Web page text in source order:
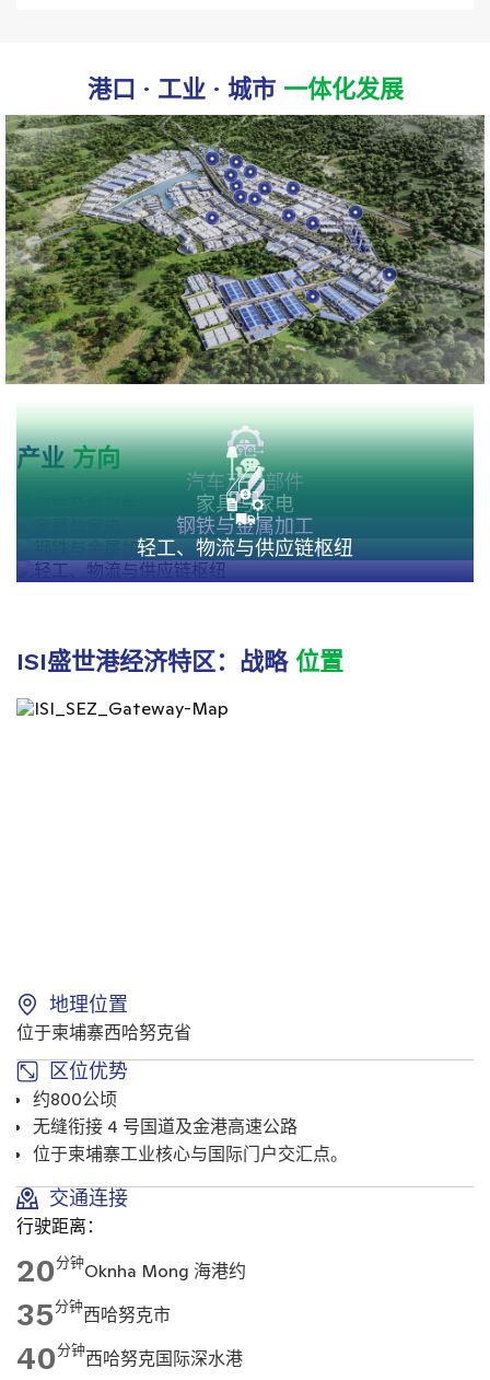
港口 · 工业 · 城市 一体化发展
产业方向
汽车及零部件
家具与家电
钢铁与金属加工
轻工、物流与供应链枢纽
ISI盛世港经济特区：战略 位置
地理位置
位于柬埔寨西哈努克省
区位优势
约800公顷
无缝衔接 4 号国道及金港高速公路
位于柬埔寨工业核心与国际门户交汇点。
交通连接
行驶距离：
20分钟Oknha Mong 海港约
35分钟西哈努克市
40分钟西哈努克国际深水港